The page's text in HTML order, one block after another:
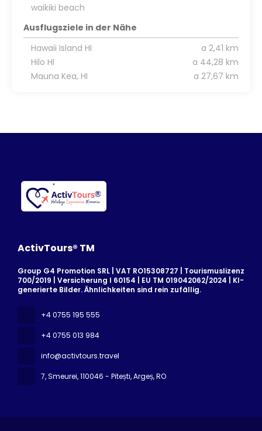
waikiki beach
Ausflugsziele in der Nähe
Hawaii Island HI
a 2,41 km
Hilo HI
a 44,28 km
Mauna Kea, HI
a 27,67 km
ActivTours® TM
Group G4 Promotion SRL | VAT RO15308727 | Tourismuslizenz
700/2019 | Versicherung I 60154 | EU TM 019042062/2024 | KI-
generierte Bilder. Ähnlichkeiten sind rein zufällig.
+4 0755 195 555
+4 0755 013 984
info@activtours.travel
7, Smeurei, 110046 - Pitești, Argeș, RO